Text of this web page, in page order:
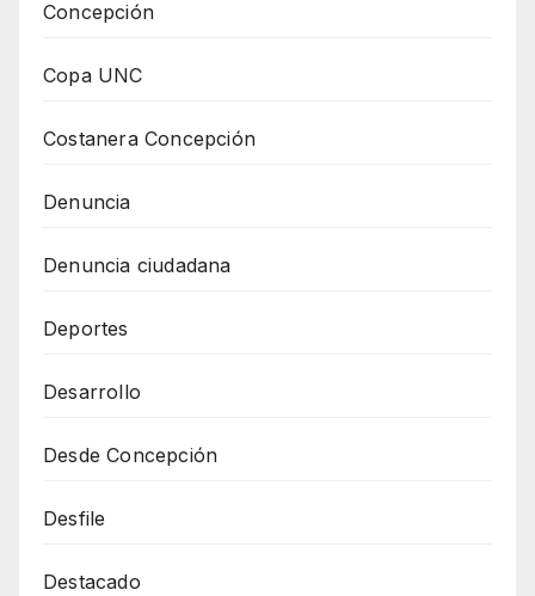
Concepción
Copa UNC
Costanera Concepción
Denuncia
Denuncia ciudadana
Deportes
Desarrollo
Desde Concepción
Desfile
Destacado